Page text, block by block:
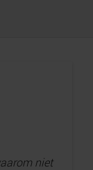
niet